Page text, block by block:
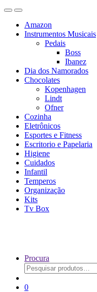
Amazon
Instrumentos Musicais
Pedais
Boss
Ibanez
Dia dos Namorados
Chocolates
Kopenhagen
Lindt
Ofner
Cozinha
Eletrônicos
Esportes e Fitness
Escritorio e Papelaria
Higiene
Cuidados
Infantil
Temperos
Organização
Kits
Tv Box
Procura
Pesquisar
por:
0